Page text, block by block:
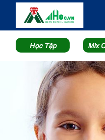
Học Tập Mix